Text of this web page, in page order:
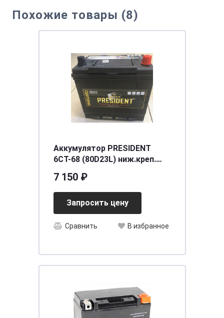
Похожие товары (8)
Аккумулятор PRESIDENT
6СТ-68 (80D23L) ниж.креп.
[D23], шт
7 150 ₽
Запросить цену
Сравнить В избранное